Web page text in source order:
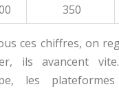
350
ces chiffres, on
ils avancent
les plateformes